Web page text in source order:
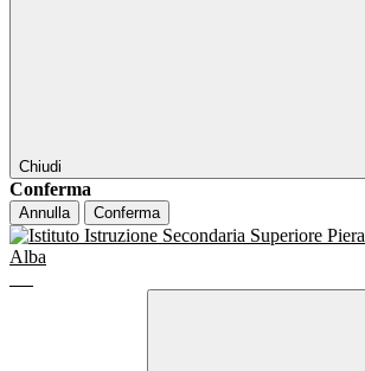
Chiudi
Conferma
Annulla Conferma